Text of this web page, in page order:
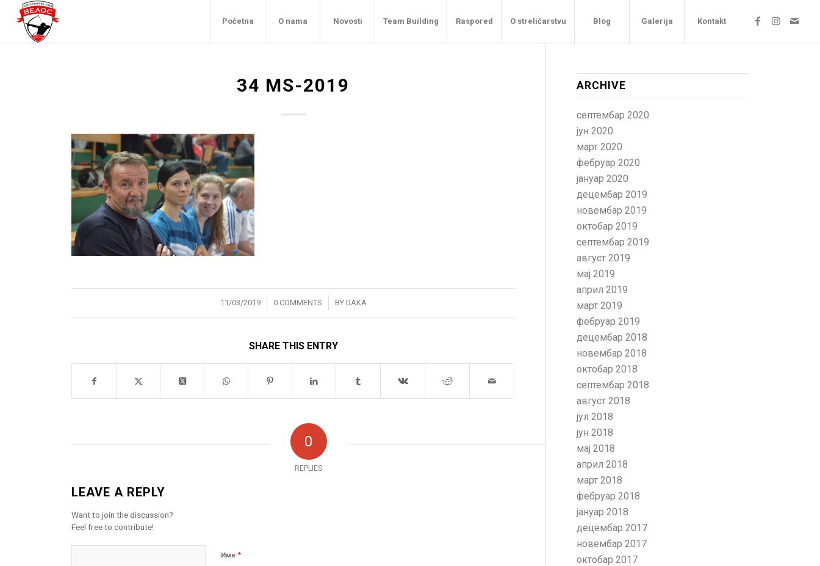
Početna O nama Novosti Team Building Raspored O streličarstvu Blog Galerija Kontakt
34 MS-2019
11/03/2019
/ 0 COMMENTS
/ BY DAKA
SHARE THIS ENTRY
0
REPLIES
LEAVE A REPLY
Want to join the discussion?
Feel free to contribute!
Име*
ARCHIVE
септембар 2020
јун 2020
март 2020
фебруар 2020
јануар 2020
децембар 2019
новембар 2019
октобар 2019
септембар 2019
август 2019
мај 2019
април 2019
март 2019
фебруар 2019
децембар 2018
новембар 2018
октобар 2018
септембар 2018
август 2018
јул 2018
јун 2018
мај 2018
април 2018
март 2018
фебруар 2018
јануар 2018
децембар 2017
новембар 2017
октобар 2017